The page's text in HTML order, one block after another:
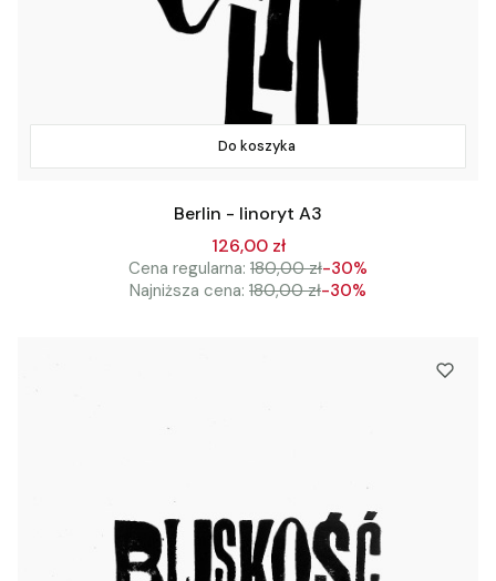
Do koszyka
Berlin - linoryt A3
126,00 zł
Cena regularna: 180,00 zł-30%
Najniższa cena: 180,00 zł-30%